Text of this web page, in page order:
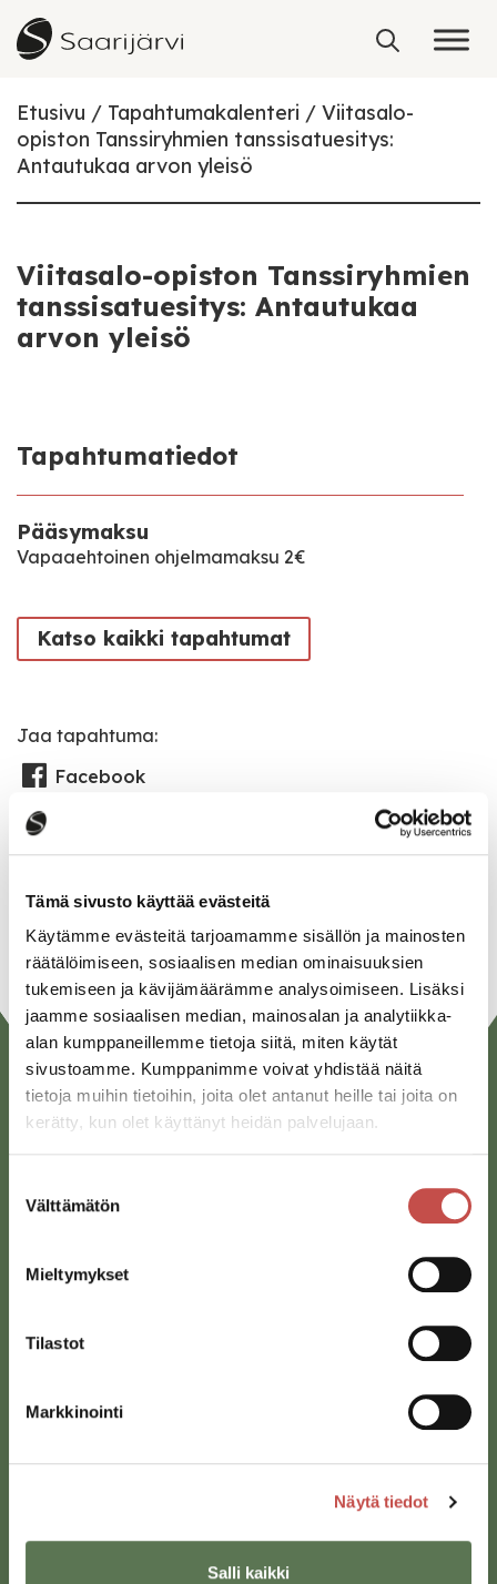
Tämä sivusto käyttää evästeitä
Käytämme evästeitä tarjoamamme sisällön ja mainosten
räätälöimiseen, sosiaalisen median ominaisuuksien
tukemiseen ja kävijämäärämme analysoimiseen. Lisäksi
jaamme sosiaalisen median, mainosalan ja analytiikka-
alan kumppaneillemme tietoja siitä, miten käytät
sivustoamme. Kumppanimme voivat yhdistää näitä
tietoja muihin tietoihin, joita olet antanut heille tai joita on
kerätty, kun olet käyttänyt heidän palvelujaan.
valinta
Välttämätön
Mieltymykset
Tilastot
Markkinointi
Näytä tiedot
Salli kaikki
Skip to content
Etusivu Tapahtumakalenteri
Viitasalo-
opiston Tanssiryhmien tanssisatuesitys:
Antautukaa arvon yleisö
Viitasalo-opiston Tanssiryhmien
tanssisatuesitys: Antautukaa
arvon yleisö
Tapahtumatiedot
Pääsymaksu
Vapaaehtoinen ohjelmamaksu 2€
Katso kaikki tapahtumat
Jaa tapahtuma:
Facebook
URL
Sivulantie 11, PL 13
kirjaamo@saarijarvi.fi